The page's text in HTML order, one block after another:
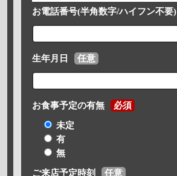
お電話番号(半角数字/ハイフン不要)
生年月日 任意
お食事予定の有無 必須
未定
有
無
ご来店予定時刻 任意